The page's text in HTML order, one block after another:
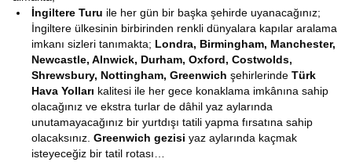
İngiltere Turu ile her gün bir başka şehirde uyanacağınız;
İngiltere ülkesinin birbirinden renkli dünyalara kapılar aralama
imkanı sizleri tanımakta; Londra, Birmingham, Manchester,
Newcastle, Alnwick, Durham, Oxford, Costwolds,
Shrewsbury, Nottingham, Greenwich şehirlerinde Türk
Hava Yolları kalitesi ile her gece konaklama imkânına sahip
olacağınız ve ekstra turlar de dâhil yaz aylarında
unutamayacağınız bir yurtdışı tatili yapma fırsatına sahip
olacaksınız. Greenwich gezisi yaz aylarında kaçmak
isteyeceğiz bir tatil rotası…